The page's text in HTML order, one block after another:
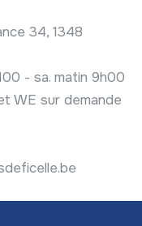
34, 1348
- sa. matin 9h00
WE sur demande